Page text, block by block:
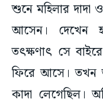
শুনে মহিলার দাদা
আসেন। দেখেন
তৎক্ষণাৎ সে
ফিরে আসে।‌ তখন
কাদা লেগেছিল।